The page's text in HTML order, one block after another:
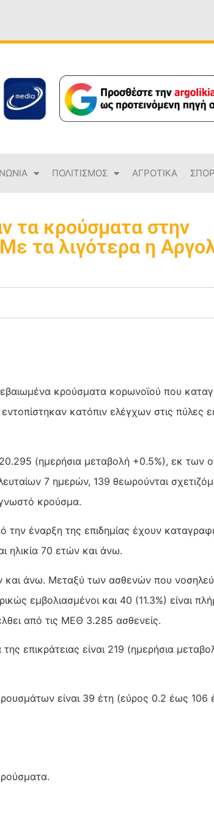
ΠΟΛΙΤΙΣΜΟΣ ΑΓΡΟΤΙΚΑ ΣΠΟΡ
τα κρούσματα στην
τα λιγότερα η
κρούσματα κορωνοϊού που
κατόπιν ελέγχων στις πύλες
(ημερήσια μεταβολή +0.5%), εκ των
7 ημερών, 139 θεωρούνται
κρούσμα.
την έναρξη της επιδημίας έχουν
ηλικία 70 ετών και άνω.
και άνω. Μεταξύ των ασθενών που
εμβολιασμένοι και 40 (11.3%) είναι
από τις ΜΕΘ 3.285 ασθενείς.
επικράτειας είναι 219 (ημερήσια
είναι 39 έτη (εύρος 0.2 έως 106